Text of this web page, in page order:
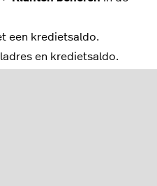
een kredietsaldo.
en kredietsaldo.